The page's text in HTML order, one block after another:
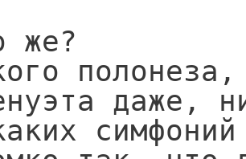
же?
полонеза,
даже,